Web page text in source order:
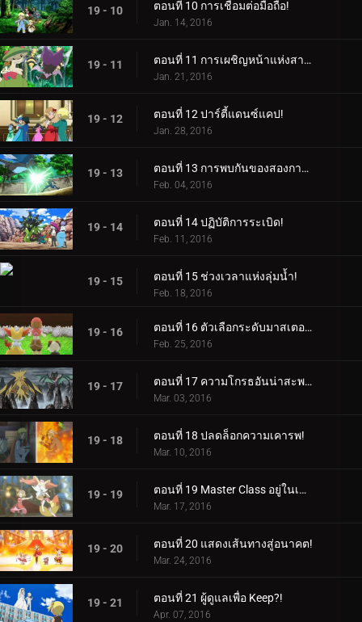
19 - 10 ตอนที่ 10 การเชื่อมต่อมือถือ!
Jan. 14, 2016
19 - 11 ตอนที่ 11 การเผชิญหน้าแห่งสายลม!
Jan. 21, 2016
19 - 12 ตอนที่ 12 ปาร์ตี้แดนซ์แคป!
Jan. 28, 2016
19 - 13 ตอนที่ 13 การพบกันของสองการเดินทาง!
Feb. 04, 2016
19 - 14 ตอนที่ 14 ปฏิบัติการระเบิด!
Feb. 11, 2016
19 - 15 ตอนที่ 15 ช่วงเวลาแห่งลุ่มน้ำ!
Feb. 18, 2016
19 - 16 ตอนที่ 16 ตัวเลือกระดับมาสเตอร์คลาส!
Feb. 25, 2016
19 - 17 ตอนที่ 17 ความโกรธอันน่าสะพรึงกลัว!
Mar. 03, 2016
19 - 18 ตอนที่ 18 ปลดล็อกความเคารพ!
Mar. 10, 2016
19 - 19 ตอนที่ 19 Master Class อยู่ในเซสชั่น!
Mar. 17, 2016
19 - 20 ตอนที่ 20 แสดงเส้นทางสู่อนาคต!
Mar. 24, 2016
19 - 21 ตอนที่ 21 ผู้ดูแลเพื่อ Keep?!
Apr. 07, 2016